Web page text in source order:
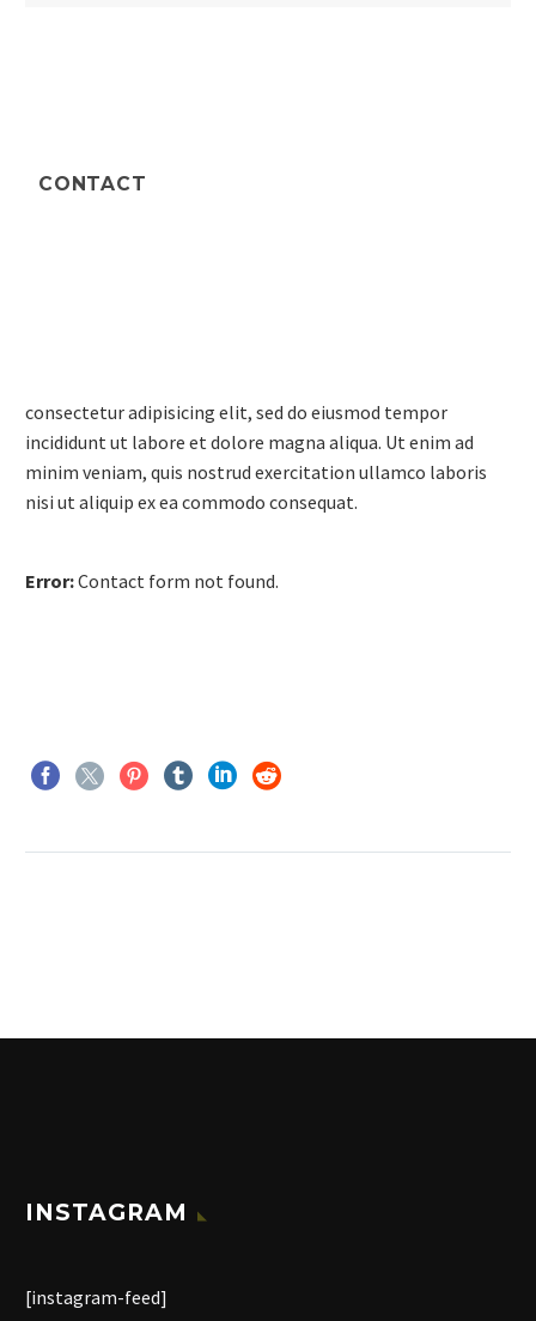
CONTACT
consectetur adipisicing elit, sed do eiusmod tempor
incididunt ut labore et dolore magna aliqua. Ut enim ad
minim veniam, quis nostrud exercitation ullamco laboris
nisi ut aliquip ex ea commodo consequat.
Error:Contact form not found.
INSTAGRAM
[instagram-feed]